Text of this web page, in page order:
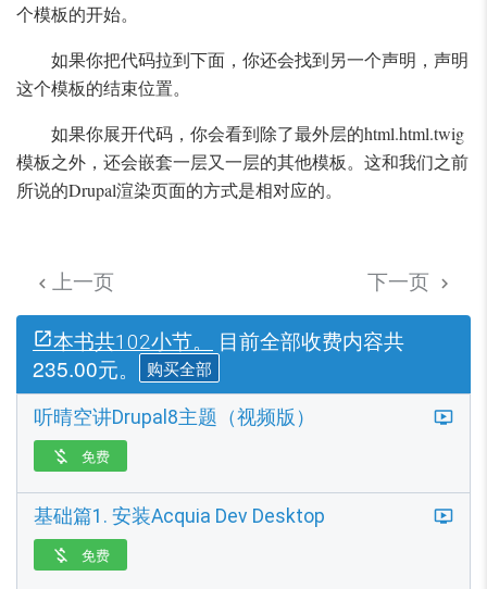
个模板的开始。
如果你把代码拉到下面，你还会找到另一个声明，声明
这个模板的结束位置。
如果你展开代码，你会看到除了最外层的html.html.twig
模板之外，还会嵌套一层又一层的其他模板。这和我们之前
所说的Drupal渲染页面的方式是相对应的。
 上一页 下一页 
本书共102小节。
目前全部收费内容共
235.00元。
购买全部
听晴空讲Drupal8主题（视频版）
 免费
基础篇1. 安装Acquia Dev Desktop
 免费